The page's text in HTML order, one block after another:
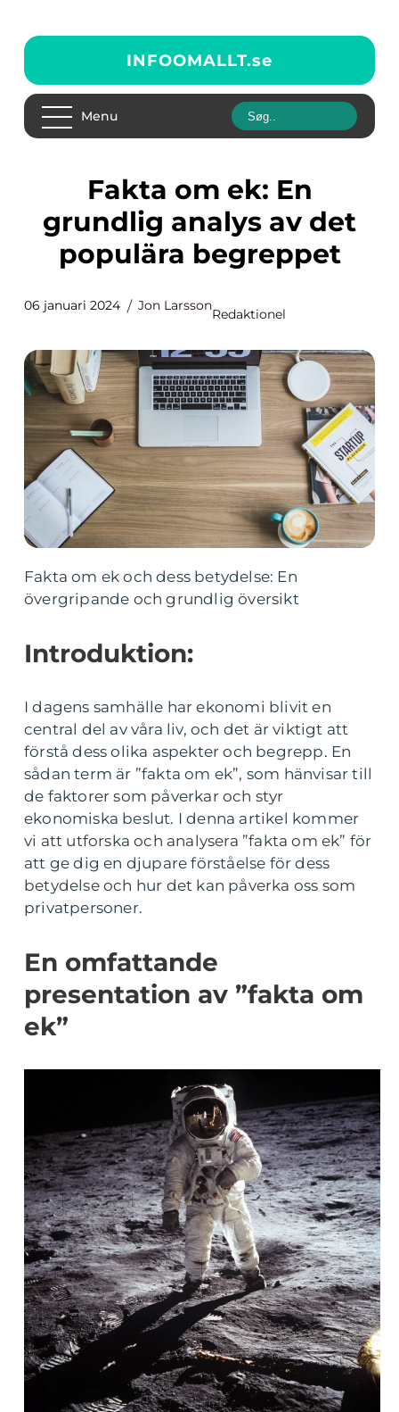
INFOOMALLT.se
Menu
Fakta om ek: En
grundlig analys av det
populära begreppet
06 januari 2024 Jon Larsson
Redaktionel
Fakta om ek och dess betydelse: En
övergripande och grundlig översikt
Introduktion:
I dagens samhälle har ekonomi blivit en
central del av våra liv, och det är viktigt att
förstå dess olika aspekter och begrepp. En
sådan term är ”fakta om ek”, som hänvisar till
de faktorer som påverkar och styr
ekonomiska beslut. I denna artikel kommer
vi att utforska och analysera ”fakta om ek” för
att ge dig en djupare förståelse för dess
betydelse och hur det kan påverka oss som
privatpersoner.
En omfattande
presentation av ”fakta om
ek”